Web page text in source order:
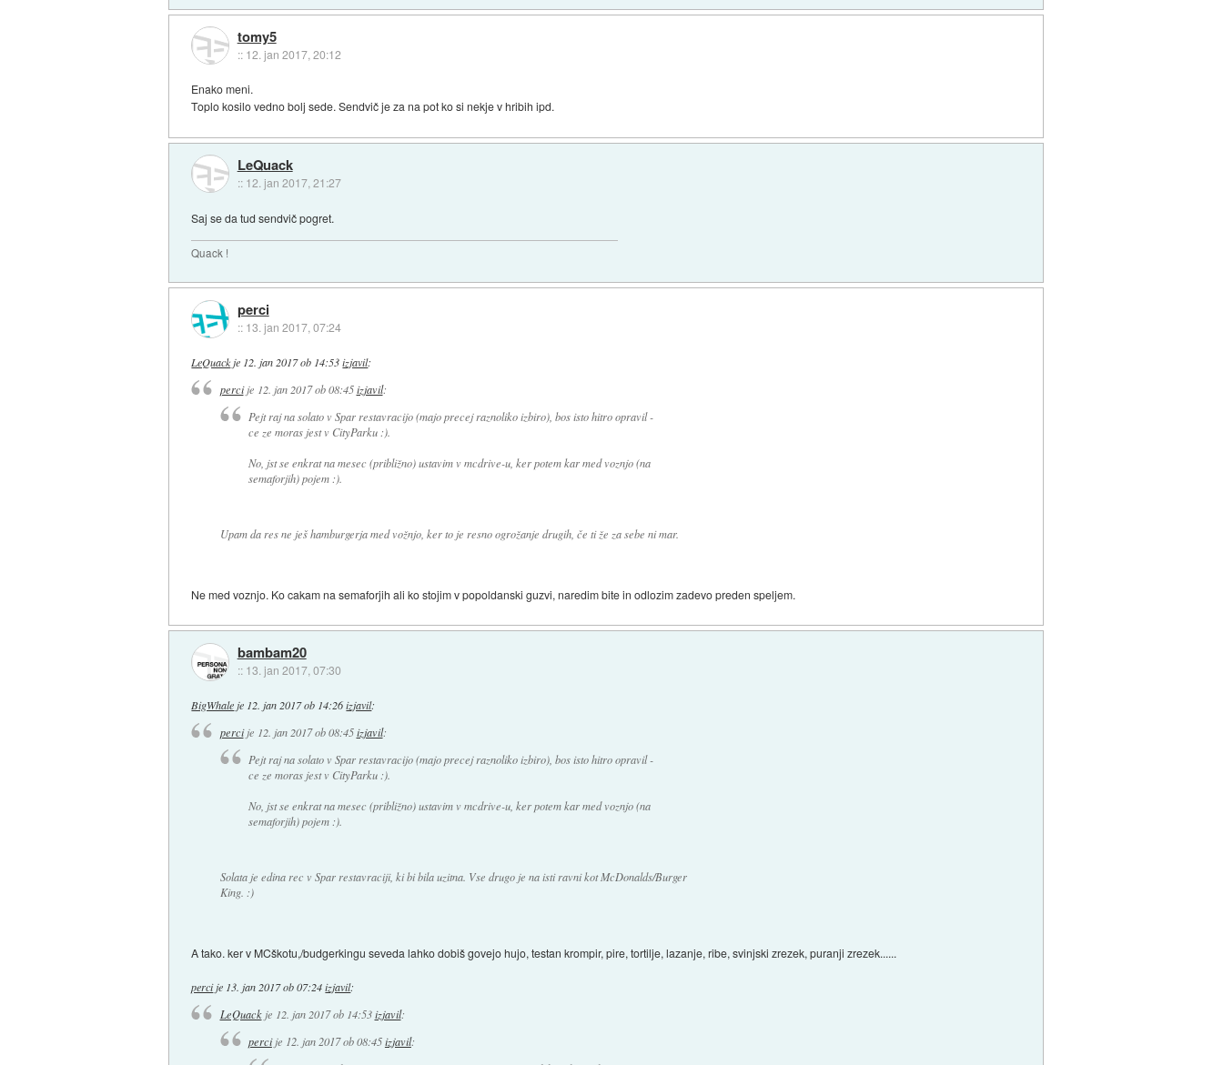
tomy5
:: 12. jan 2017, 20:12
Enako meni.
Toplo kosilo vedno bolj sede. Sendvič je za na pot ko si nekje v hribih ipd.
LeQuack
:: 12. jan 2017, 21:27
Saj se da tud sendvič pogret.
Quack !
perci
:: 13. jan 2017, 07:24
LeQuackje 12. jan 2017 ob 14:53 izjavil:
percije 12. jan 2017 ob 08:45 izjavil:
Pejt raj na solato v Spar restavracijo (majo precej raznoliko izbiro), bos isto hitro opravil -
ce ze moras jest v CityParku :).
No, jst se enkrat na mesec (približno) ustavim v mcdrive-u, ker potem kar med voznjo (na
semaforjih) pojem :).
Upam da res ne ješ hamburgerja med vožnjo, ker to je resno ogrožanje drugih, če ti že za sebe ni mar.
Ne med voznjo. Ko cakam na semaforjih ali ko stojim v popoldanski guzvi, naredim bite in odlozim zadevo preden speljem.
bambam20
:: 13. jan 2017, 07:30
BigWhale je 12. jan 2017 ob 14:26 izjavil:
percije 12. jan 2017 ob 08:45 izjavil:
Pejt raj na solato v Spar restavracijo (majo precej raznoliko izbiro), bos isto hitro opravil -
ce ze moras jest v CityParku :).
No, jst se enkrat na mesec (približno) ustavim v mcdrive-u, ker potem kar med voznjo (na
semaforjih) pojem :).
Solata je edina rec v Spar restavraciji, ki bi bila uzitna. Vse drugo je na isti ravni kot McDonalds/Burger
King. :)
A tako. ker v MCškotu,/budgerkingu seveda lahko dobiš govejo hujo, testan krompir, pire, tortilje, lazanje, ribe, svinjski zrezek, puranji zrezek......
percije 13. jan 2017 ob 07:24 izjavil:
LeQuackje 12. jan 2017 ob 14:53 izjavil:
percije 12. jan 2017 ob 08:45izjavil: